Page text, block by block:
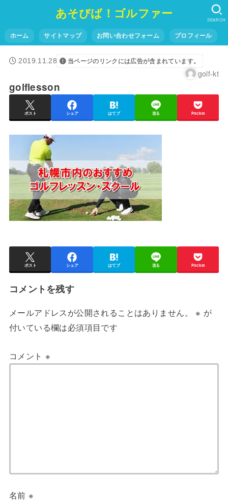
あそびば！ゴルファー
ホーム サイトマップ お問い合わせフォーム プロフィール
SEARCH
2019.11.28 当ページのリンクには広告が含まれています。
golf-kt
golflesson
ポスト シェア はてブ 送る Pocket
ポスト シェア はてブ 送る Pocket
コメントを残す
メールアドレスが公開されることはありません。 ※ が
付いている欄は必須項目です
コメント ※
名前※